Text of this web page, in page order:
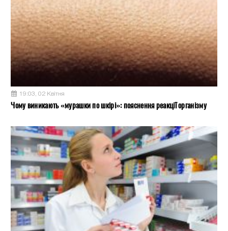
19:03, 02 Квітня
Чому виникають «мурашки по шкірі»: пояснення реакції організму